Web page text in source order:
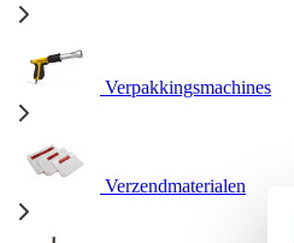
Verpakkingsmachines
Verzendmaterialen